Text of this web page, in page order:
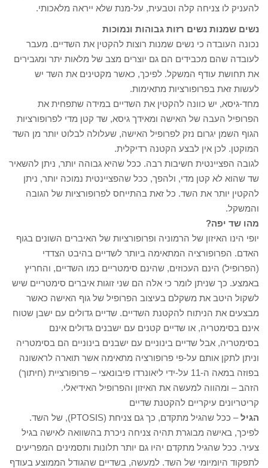
להעניק לו צניחה קלה וטבעית, על-מנת שלא ייראה מלאכותי.
נשים שמנות נשים רזות גבוהות ונמוכות
נכונה העובדה כי נשים שמנות רוצות להקטין את השדיים. מעבר
לעובדה שהם מכבידים הם גם יוצרים מצב של מלאות יתר ומגבירים
את תחושת עודף המשקל. לפיכך, כאשר מקטינים את השד יש
לעשות זאת בפרופורציות מתאימות.
מחד-גיסא, יש כוונה להקטין את השדיים במידה שתפחית את
הפרופיל העבה של האישה ומאידך גיסא, שד קטן מדי לפרופורציות
הגוף השמן יגרום נזק לפרופיל האישה, שעלולה לבלוט יותר מן השד
המוקטן. לכן אין לבצע הקטנה רדיקלית.
לגובה הפציינטית חשיבות רבה. ככל שהיא גבוהה יותר, ניתן להשאיר
שד שהוא לא קטן מדי, ולהפך, ככל שהפציינטית נמוכה יותר, ניתן
להקטין יותר את השד. כל זאת בהתייחס לפרופורציות של הגובה
והמשקל.
מהו שד יפה?
יופי הינו האיזון של הרמוניה ופרופורציות של האיברים השונים בגוף
האדם. הפרופורציה המתאימה ביותר לשדיים בהיבט הצדדי
(הפרופיל) הינם העכוזים, שהינם סימטריים כמו השדיים, והחריץ
באמצע. כך שניתן לומר כי אלה הם שני זוגות איברים סימטריים שיש
לשקול היטב את משקלם בעיצוב הפרופיל של גוף האישה כאשר
מבצעים את הניתוח להקטנת השדיים. שדיים גדולים עם ישבן שטוח
אינם בסימטריה, או שדיים קטנים עם ישבנים גדולים אינם
בסימטריה, אבל שדיים בינוניים עם ישבנים בינוניים הם בסימטריה
וניתן לתקן אותם על-פי פרופורציה מתאימה אשר תוארה לראשונה
בפוזה במאה ה-11 על-ידי ליאונרדו פיבונאצי – פרופורציית (חיתוך)
הזהב – ומהווה למעשה את האיזון והפרופיל האידיאלי.
קריטריונים עיקריים להקטנת שדיים
הגיל
– ככל שהגיל מתקדם, כך גם צניחת (PTOSIS), של השד.
לפיכך, באישה מבוגרת תהיה צניחה ניכרת בהשוואה לאישה בגיל
צעיר. ככל שהגיל מתקדם יהיו גם יותר תלונות ותסמינים המפריעים
לתפקוד היומיומי של השד. למעשה, בשדיים שהגודל הממוצע בעודף